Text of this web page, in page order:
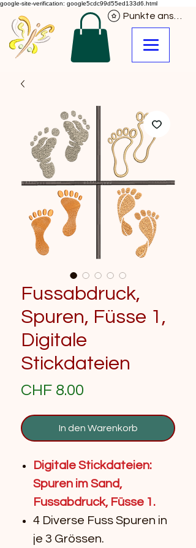
google-site-verification: google5cdc99d55ed133d6.html
Fussabdruck,
Spuren, Füsse 1,
Digitale
Stickdateien
CHF 8.00
In den Warenkorb
Digitale Stickdateien:
Spuren im Sand,
Fussabdruck, Füsse 1.
4 Diverse Fuss Spuren in
je 3 Grössen.